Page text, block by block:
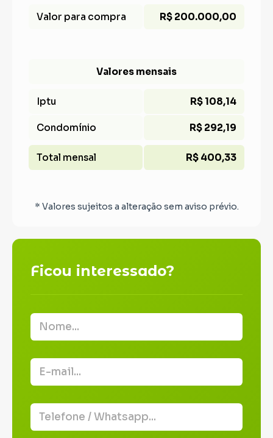
Valor para compra R$ 200.000,00
Valores mensais
Iptu R$ 108,14
Condomínio R$ 292,19
Total mensal R$ 400,33
* Valores sujeitos a alteração sem aviso prévio.
Ficou interessado?